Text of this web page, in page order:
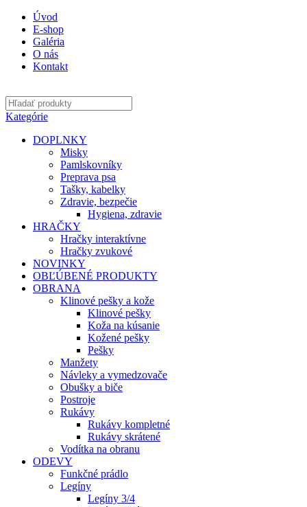
Úvod
E-shop
Galéria
O nás
Kontakt
Kategórie
DOPLNKY
Misky
Pamlskovníky
Preprava psa
Tašky, kabelky
Zdravie, bezpečie
Hygiena, zdravie
HRAČKY
Hračky interaktívne
Hračky zvukové
NOVINKY
OBĽÚBENÉ PRODUKTY
OBRANA
Klinové pešky a kože
Klinové pešky
Koža na kúsanie
Kožené pešky
Pešky
Manžety
Návleky a vymedzovače
Obušky a biče
Postroje
Rukávy
Rukávy kompletné
Rukávy skrátené
Vodítka na obranu
ODEVY
Funkčné prádlo
Legíny
Legíny 3/4